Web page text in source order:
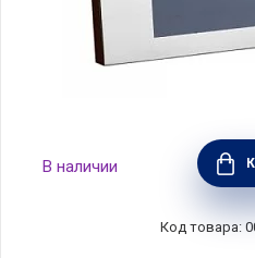
Фоторамка Vera Wang
материал металл +
В наличии
Код товара: